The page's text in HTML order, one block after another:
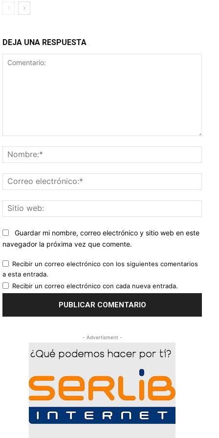
DEJA UNA RESPUESTA
web:
Guardar mi nombre, correo electrónico y sitio web en este
navegador la próxima vez que comente.
Recibir un correo electrónico con los siguientes comentarios
a esta entrada.
Recibir un correo electrónico con cada nueva entrada.
- Advertisment -